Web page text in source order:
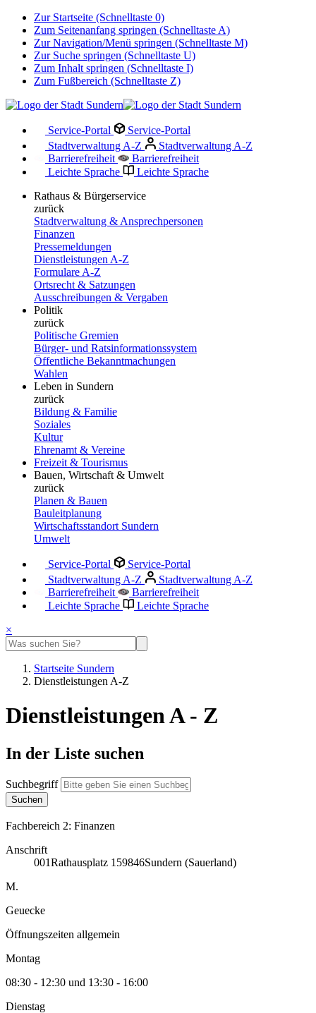
Zur Startseite (Schnelltaste 0)
Zum Seitenanfang springen (Schnelltaste A)
Zur Navigation/Menü springen (Schnelltaste M)
Zur Suche springen (Schnelltaste U)
Zum Inhalt springen (Schnelltaste I)
Zum Fußbereich (Schnelltaste Z)
Service-Portal
Service-Portal
Stadtverwaltung A-Z
Stadtverwaltung A-Z
Barrierefreiheit
Barrierefreiheit
Leichte Sprache
Leichte Sprache
Rathaus & Bürgerservice
zurück
Stadtverwaltung & Ansprechpersonen
Finanzen
Pressemeldungen
Dienstleistungen A-Z
Formulare A-Z
Ortsrecht & Satzungen
Ausschreibungen & Vergaben
Politik
zurück
Politische Gremien
Bürger- und Ratsinformationssystem
Öffentliche Bekanntmachungen
Wahlen
Leben in Sundern
zurück
Bildung & Familie
Soziales
Kultur
Ehrenamt & Vereine
Freizeit & Tourismus
Bauen, Wirtschaft & Umwelt
zurück
Planen & Bauen
Bauleitplanung
Wirtschaftsstandort Sundern
Umwelt
Service-Portal
Service-Portal
Stadtverwaltung A-Z
Stadtverwaltung A-Z
Barrierefreiheit
Barrierefreiheit
Leichte Sprache
Leichte Sprache
×
Startseite Sundern
Dienstleistungen A-Z
Dienstleistungen A - Z
In der Liste suchen
Suchbegriff
Fachbereich 2: Finanzen
Anschrift
001Rathausplatz 1 59846Sundern (Sauerland)
M.
Geuecke
Öffnungszeiten allgemein
Montag
08:30 - 12:30 und 13:30 - 16:00
Dienstag